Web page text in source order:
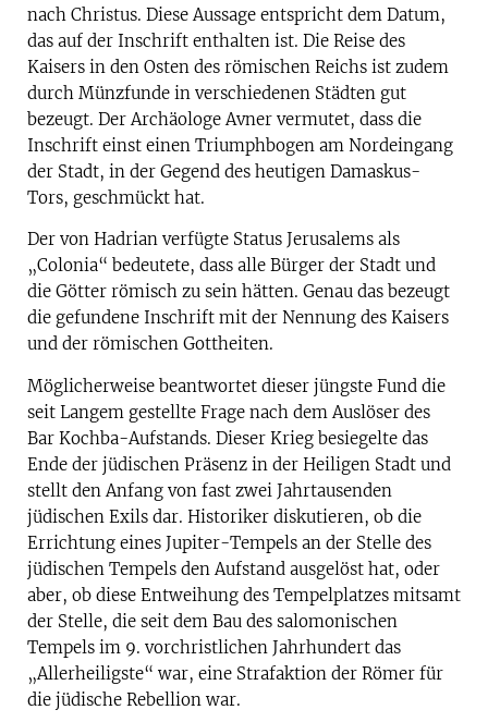
nach Christus. Diese Aussage entspricht dem Datum,
das auf der Inschrift enthalten ist. Die Reise des
Kaisers in den Osten des römischen Reichs ist zudem
durch Münzfunde in verschiedenen Städten gut
bezeugt. Der Archäologe Avner vermutet, dass die
Inschrift einst einen Triumphbogen am Nordeingang
der Stadt, in der Gegend des heutigen Damaskus-
Tors, geschmückt hat.
Der von Hadrian verfügte Status Jerusalems als
„Colonia“ bedeutete, dass alle Bürger der Stadt und
die Götter römisch zu sein hätten. Genau das bezeugt
die gefundene Inschrift mit der Nennung des Kaisers
und der römischen Gottheiten.
Möglicherweise beantwortet dieser jüngste Fund die
seit Langem gestellte Frage nach dem Auslöser des
Bar Kochba-Aufstands. Dieser Krieg besiegelte das
Ende der jüdischen Präsenz in der Heiligen Stadt und
stellt den Anfang von fast zwei Jahrtausenden
jüdischen Exils dar. Historiker diskutieren, ob die
Errichtung eines Jupiter-Tempels an der Stelle des
jüdischen Tempels den Aufstand ausgelöst hat, oder
aber, ob diese Entweihung des Tempelplatzes mitsamt
der Stelle, die seit dem Bau des salomonischen
Tempels im 9. vorchristlichen Jahrhundert das
„Allerheiligste“ war, eine Strafaktion der Römer für
die jüdische Rebellion war.